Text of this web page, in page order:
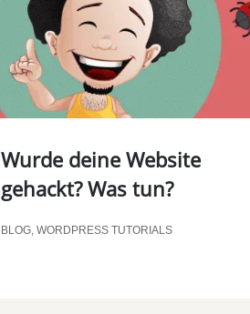
Wurde deine Website
gehackt? Was tun?
BLOG, WORDPRESS TUTORIALS